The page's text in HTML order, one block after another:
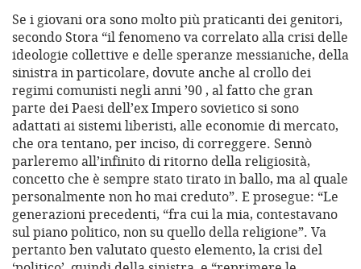
Se i giovani ora sono molto più praticanti dei genitori,
secondo Stora “il fenomeno va correlato alla crisi delle
ideologie collettive e delle speranze messianiche, della
sinistra in particolare, dovute anche al crollo dei
regimi comunisti negli anni ’90 , al fatto che gran
parte dei Paesi dell’ex Impero sovietico si sono
adattati ai sistemi liberisti, alle economie di mercato,
che ora tentano, per inciso, di correggere. Sennò
parleremo all’infinito di ritorno della religiosità,
concetto che è sempre stato tirato in ballo, ma al quale
personalmente non ho mai creduto”. E prosegue: “Le
generazioni precedenti, “fra cui la mia, contestavano
sul piano politico, non su quello della religione”. Va
pertanto ben valutato questo elemento, la crisi del